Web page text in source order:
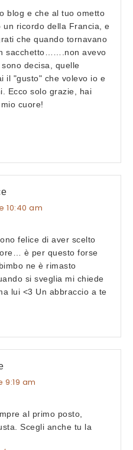
blog e che al tuo ometto
ricordo della Francia, e
che quando tornavano
sacchetto…….non avevo
decisa, quelle
il "gusto" che volevo io e
Ecco solo grazie, hai
cuore!
10:40 am
felice di aver scelto
è per questo forse
ne è rimasto
si sveglia mi chiede
lui <3 Un abbraccio a te
9:19 am
al primo posto,
Scegli anche tu la